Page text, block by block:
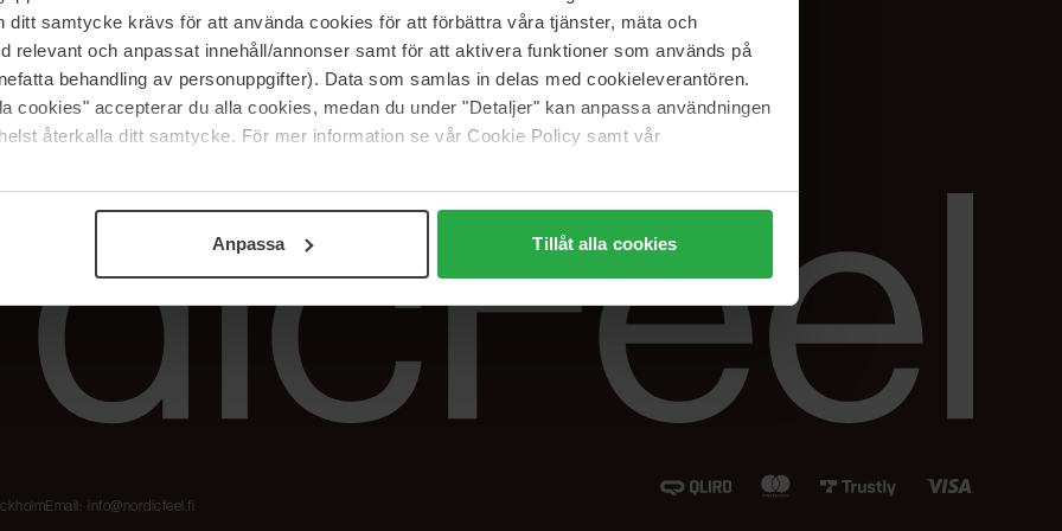
ditt samtycke krävs för att använda cookies för att förbättra våra tjänster, mäta och
relevant och anpassat innehåll/annonser samt för att aktivera funktioner som används på
behandling av personuppgifter). Data som samlas in delas med cookieleverantören.
cookies" accepterar du alla cookies, medan du under "Detaljer" kan anpassa användningen
återkalla ditt samtycke. För mer information se vår Cookie Policy samt vår
Anpassa Tillåt alla cookies
The Beauty Edit
Työskentele
NordicFeel Groupissa
reklamaatiot
Facebook
LinkedIn
Email: info@nordicfeel.fi